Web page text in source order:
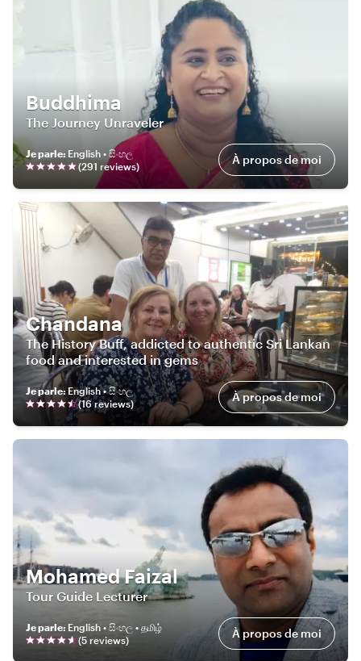
Buddhima
The Journey Unraveler
Je parle: English • සිංහල
(291 reviews) À propos de moi
Chandana
The History Buff, addicted to authentic Sri Lankan
food and interested in gems
Je parle: English • සිංහල
(16reviews) À propos de moi
Mohamed Faizal
Tour Guide Lecturer
Je parle: English • සිංහල • தமிழ்
(5 reviews) À propos de moi